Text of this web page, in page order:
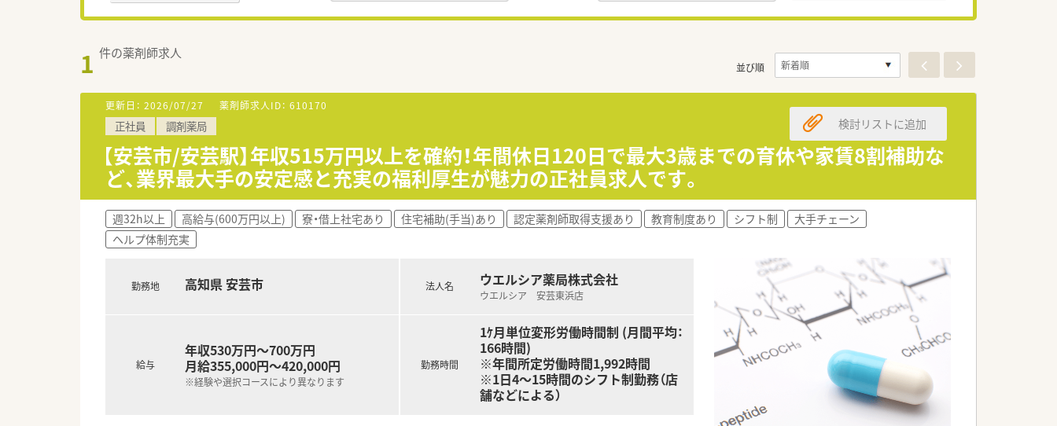
1 件の薬剤師求人
並び順
更新日： 2026/07/27 薬剤師求人ID： 610170
正社員 調剤薬局
【安芸市/安芸駅】年収515万円以上を確約！年間休日120日で最大3歳までの育休や家賃8割補助な
ど、業界最大手の安定感と充実の福利厚生が魅力の正社員求人です。
検討リストに追加
週32h以上 高給与(600万円以上) 寮・借上社宅あり 住宅補助(手当)あり 認定薬剤師取得支援あり 教育制度あり シフト制
大手チェーン
ヘルプ体制充実
勤務地 高知県 安芸市
給与
年収530万円～700万円
月給355,000円～420,000円
※経験や選択コースにより異なります
法人名 ウエルシア薬局株式会社
ウエルシア 安芸東浜店
勤務時間
1ｹ月単位変形労働時間制 (月間平均：
166時間)
※年間所定労働時間1,992時間
※1日4～15時間のシフト制勤務（店
舗などによる）